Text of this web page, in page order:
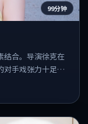
99分钟
结合。导演徐克在
手戏张力十足，